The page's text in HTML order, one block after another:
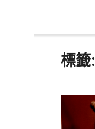
標籤: